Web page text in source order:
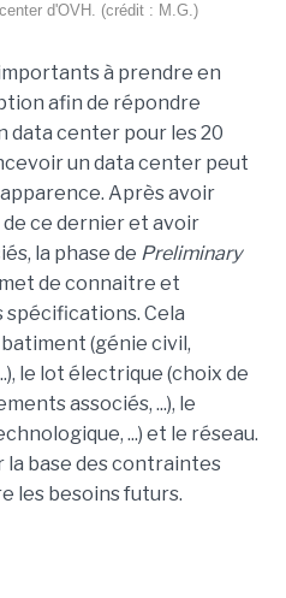
d'OVH. (crédit : M.G.)
à prendre en
afin de répondre
data center pour les 20
un data center peut
Après avoir
ce dernier et avoir
la phase de Preliminary
de connaitre et
spécifications. Cela
(génie civil,
le lot électrique (choix de
associés, ...), le
...) et le réseau.
la base des contraintes
les besoins futurs.